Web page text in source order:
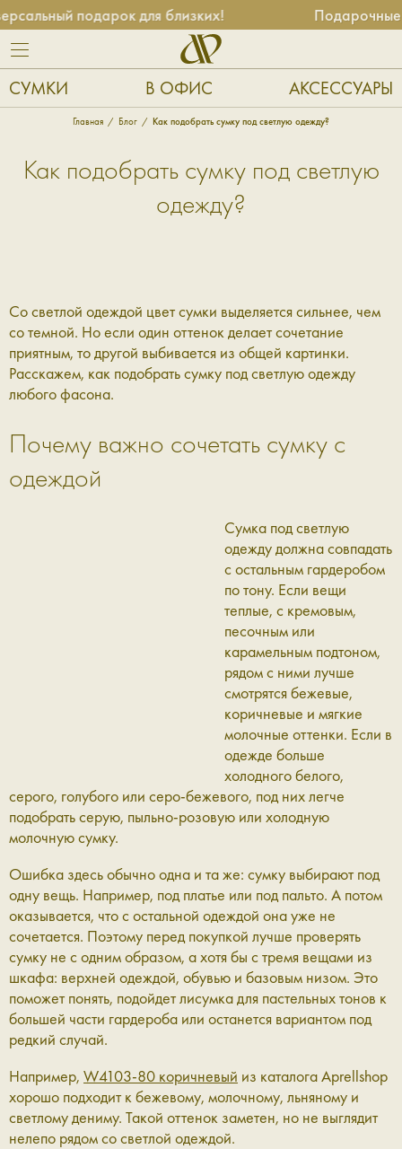
подарок для близких! Подарочные
СУМКИ В ОФИС АКСЕССУАРЫ
Главная Блог Как подобрать сумку под светлую одежду?
Как подобрать сумку под светлую
одежду?
Со светлой одеждой цвет сумки выделяется сильнее, чем
со темной. Но если один оттенок делает сочетание
приятным, то другой выбивается из общей картинки.
Расскажем, как подобрать сумку под светлую одежду
любого фасона.
Почему важно сочетать сумку с
одеждой
Сумка под светлую
одежду должна совпадать
с остальным гардеробом
по тону. Если вещи
теплые, с кремовым,
песочным или
карамельным подтоном,
рядом с ними лучше
смотрятся бежевые,
коричневые и мягкие
молочные оттенки. Если в
одежде больше
холодного белого,
серого, голубого или серо-бежевого, под них легче
подобрать серую, пыльно-розовую или холодную
молочную сумку.
Ошибка здесь обычно одна и та же: сумку выбирают под
одну вещь. Например, под платье или под пальто. А потом
оказывается, что с остальной одеждой она уже не
сочетается. Поэтому перед покупкой лучше проверять
сумку не с одним образом, а хотя бы с тремя вещами из
шкафа: верхней одеждой, обувью и базовым низом. Это
поможет понять, подойдет лисумка для пастельных тонов к
большей части гардероба или останется вариантом под
редкий случай.
Например, W4103-80 коричневый из каталога Aprellshop
хорошо подходит к бежевому, молочному, льняному и
светлому дениму. Такой оттенок заметен, но не выглядит
нелепо рядом со светлой одеждой.